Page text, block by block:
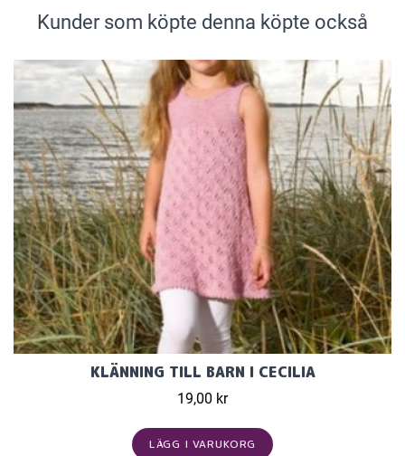
Kunder som köpte denna köpte också
KLÄNNING TILL BARN I CECILIA
19,00 kr
LÄGG I VARUKORG